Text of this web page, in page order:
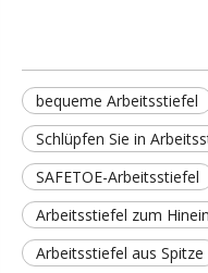
bequeme Arbeitsstiefel
Schlüpfen Sie in
SAFETOE-Arbeitsstiefel
Arbeitsstiefel zum
Arbeitsstiefel aus Spitze